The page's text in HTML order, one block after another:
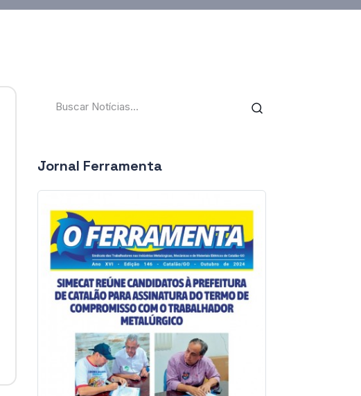
Jornal Ferramenta